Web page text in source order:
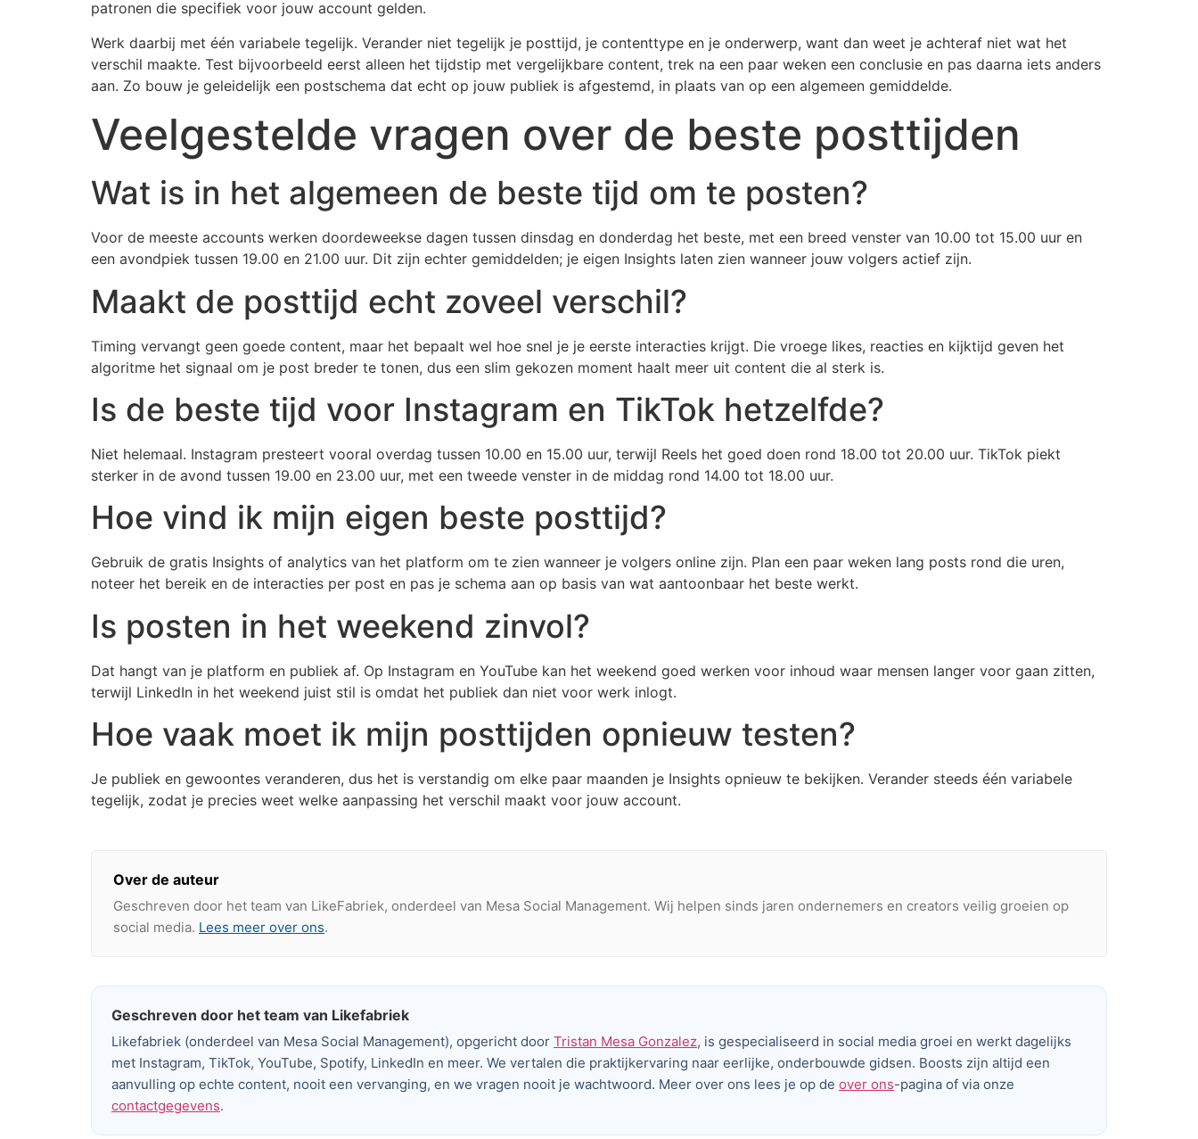
patronen die specifiek voor jouw account gelden.
Werk daarbij met één variabele tegelijk. Verander niet tegelijk je posttijd, je contenttype en je onderwerp, want dan weet je achteraf niet wat het
verschil maakte. Test bijvoorbeeld eerst alleen het tijdstip met vergelijkbare content, trek na een paar weken een conclusie en pas daarna iets anders
aan. Zo bouw je geleidelijk een postschema dat echt op jouw publiek is afgestemd, in plaats van op een algemeen gemiddelde.
Veelgestelde vragen over de beste posttijden
Wat is in het algemeen de beste tijd om te posten?
Voor de meeste accounts werken doordeweekse dagen tussen dinsdag en donderdag het beste, met een breed venster van 10.00 tot 15.00 uur en
een avondpiek tussen 19.00 en 21.00 uur. Dit zijn echter gemiddelden; je eigen Insights laten zien wanneer jouw volgers actief zijn.
Maakt de posttijd echt zoveel verschil?
Timing vervangt geen goede content, maar het bepaalt wel hoe snel je je eerste interacties krijgt. Die vroege likes, reacties en kijktijd geven het
algoritme het signaal om je post breder te tonen, dus een slim gekozen moment haalt meer uit content die al sterk is.
Is de beste tijd voor Instagram en TikTok hetzelfde?
Niet helemaal. Instagram presteert vooral overdag tussen 10.00 en 15.00 uur, terwijl Reels het goed doen rond 18.00 tot 20.00 uur. TikTok piekt
sterker in de avond tussen 19.00 en 23.00 uur, met een tweede venster in de middag rond 14.00 tot 18.00 uur.
Hoe vind ik mijn eigen beste posttijd?
Gebruik de gratis Insights of analytics van het platform om te zien wanneer je volgers online zijn. Plan een paar weken lang posts rond die uren,
noteer het bereik en de interacties per post en pas je schema aan op basis van wat aantoonbaar het beste werkt.
Is posten in het weekend zinvol?
Dat hangt van je platform en publiek af. Op Instagram en YouTube kan het weekend goed werken voor inhoud waar mensen langer voor gaan zitten,
terwijl LinkedIn in het weekend juist stil is omdat het publiek dan niet voor werk inlogt.
Hoe vaak moet ik mijn posttijden opnieuw testen?
Je publiek en gewoontes veranderen, dus het is verstandig om elke paar maanden je Insights opnieuw te bekijken. Verander steeds één variabele
tegelijk, zodat je precies weet welke aanpassing het verschil maakt voor jouw account.
Over de auteur
Geschreven door het team van LikeFabriek, onderdeel van Mesa Social Management. Wij helpen sinds jaren ondernemers en creators veilig groeien op
social media. Lees meer over ons.
Geschreven door het team van Likefabriek
Likefabriek (onderdeel van Mesa Social Management), opgericht door Tristan Mesa Gonzalez, is gespecialiseerd in social media groei en werkt dagelijks
met Instagram, TikTok, YouTube, Spotify, LinkedIn en meer. We vertalen die praktijkervaring naar eerlijke, onderbouwde gidsen. Boosts zijn altijd een
aanvulling op echte content, nooit een vervanging, en we vragen nooit je wachtwoord. Meer over ons lees je op de over ons-pagina of via onze
contactgegevens.